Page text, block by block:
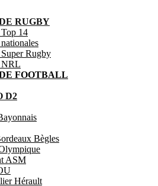
RUGBY
14
Rugby
NRL
FOOTBALL
D2
Bègles
ASM
Hérault